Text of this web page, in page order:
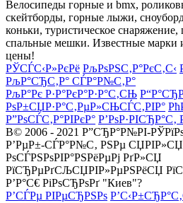
Велосипеды горные и bmx,
скейтборды, горные лыжи,
коньки, туристическое снаряжение,
спальные мешки. Известные марки
цены!
РЎСЃС‹Р»РєРё РљРѕРЅС‚Р°РєС‚С‹
РљР°СЂС‚Р° СЃР°Р№С‚Р°
РљР°Рє Р·Р°РєР°Р·Р°С‚СЊ
РѕР±СЏР·Р°С‚РµР»СЊСЃС‚РІР°
Р”РѕСЃС‚Р°РІРєР° Р’РѕР·РІСЂР°С‚
В© 2006 - 2021 Р”СЂР°Р№РІ-
Р’РµР±-СЃР°Р№С‚ РЅРµ
РѕСЃРЅРѕРІР°РЅРёРµРј РґР»СЏ
РїСЂРµРґСЉСЏРІР»РµРЅРёСЏ
Р’Р°С€ РіРѕСЂРѕРґ "Киев"?
Р’СЃРµ РІРµСЂРЅРѕ